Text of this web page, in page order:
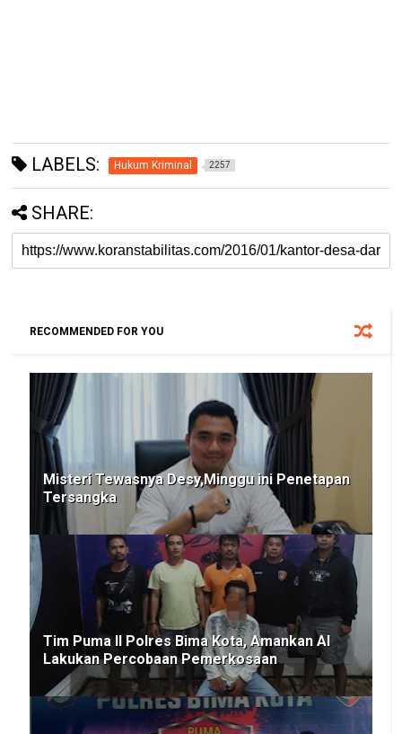
LABELS: Hukum Kriminal 2257
SHARE:
RECOMMENDED FOR YOU
Misteri Tewasnya Desy,Minggu ini Penetapan
Tersangka
Tim Puma ll Polres Bima Kota, Amankan AI
Lakukan Percobaan Pemerkosaan